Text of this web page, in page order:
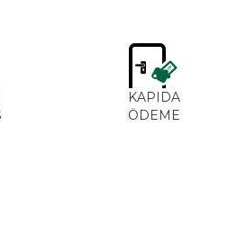
KAPIDA
ÖDEME